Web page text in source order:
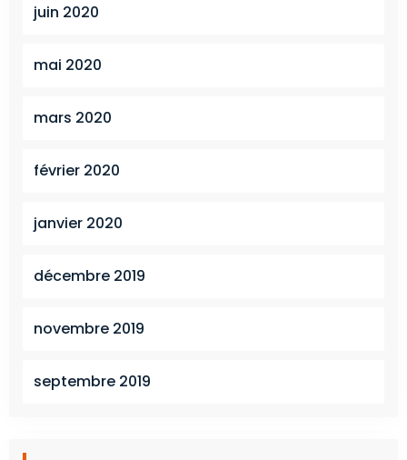
juin 2020
mai 2020
mars 2020
février 2020
janvier 2020
décembre 2019
novembre 2019
septembre 2019